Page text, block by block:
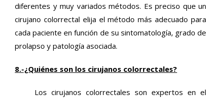
diferentes y muy variados métodos. Es preciso que un
cirujano colorrectal elija el método más adecuado para
cada paciente en función de su sintomatología, grado de
prolapso y patología asociada.
8.-¿Quiénes son los cirujanos colorrectales?
Los cirujanos colorrectales son expertos en el